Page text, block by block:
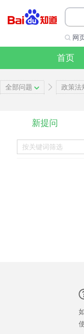
网
首页
全部问题 政策法
新提问